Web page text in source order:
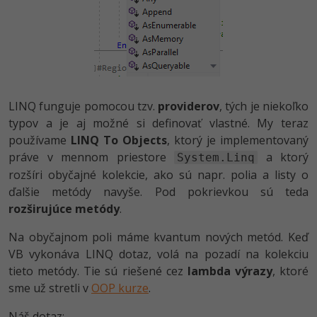
LINQ funguje pomocou tzv. providerov, tých je niekoľko
typov a je aj možné si definovať vlastné. My teraz
používame LINQ To Objects, ktorý je implementovaný
práve v mennom priestore
System.Linq
a ktorý
rozšíri obyčajné kolekcie, ako sú napr. polia a listy o
ďalšie metódy navyše. Pod pokrievkou sú teda
rozširujúce metódy.
Na obyčajnom poli máme kvantum nových metód. Keď
VB vykonáva LINQ dotaz, volá na pozadí na kolekciu
tieto metódy. Tie sú riešené cez lambda výrazy, ktoré
sme už stretli v OOP kurze.